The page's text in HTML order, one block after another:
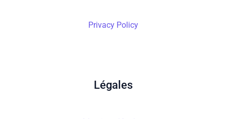
Privacy Policy
Légales